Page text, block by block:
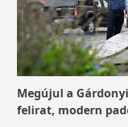
Megújul a
felirat, modern